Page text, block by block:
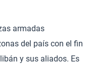
armadas
del país con el fin
y sus aliados. Es